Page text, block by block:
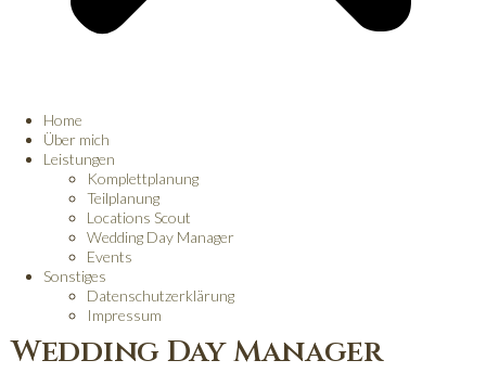
Home
Über mich
Leistungen
Komplettplanung
Teilplanung
Locations Scout
Wedding Day Manager
Events
Sonstiges
Datenschutzerklärung
Impressum
Wedding Day Manager